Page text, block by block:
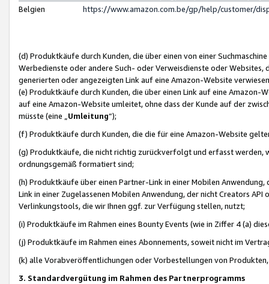
Belgien
https://www.amazon.com.be/gp/help/customer/
(d) Produktkäufe durch Kunden, die über einen von einer
Werbedienste oder andere Such- oder Verweisdienste oder Websites,
generierten oder angezeigten Link auf eine Amazon-Website
(e) Produktkäufe durch Kunden, die über einen Link auf eine
auf eine Amazon-Website umleitet, ohne dass der Kunde auf der
müsste (eine „ Umleitung“);
(f) Produktkäufe durch Kunden, die die für eine Amazon-Website
(g) Produktkäufe, die nicht richtig zurückverfolgt und erfasst werden,
ordnungsgemäß formatiert sind;
(h) Produktkäufe über einen Partner-Link in einer Mobilen
Link in einer Zugelassenen Mobilen Anwendung, der nicht Creators
Verlinkungstools, die wir Ihnen ggf. zur Verfügung stellen, nutzt;
(i) Produktkäufe im Rahmen eines Bounty Events (wie in Ziffer 4 (a)
(j) Produktkäufe im Rahmen eines Abonnements, soweit nicht im
(k) alle Vorabveröffentlichungen oder Vorbestellungen von
3. Standardvergütung im Rahmen des Partnerprogramms